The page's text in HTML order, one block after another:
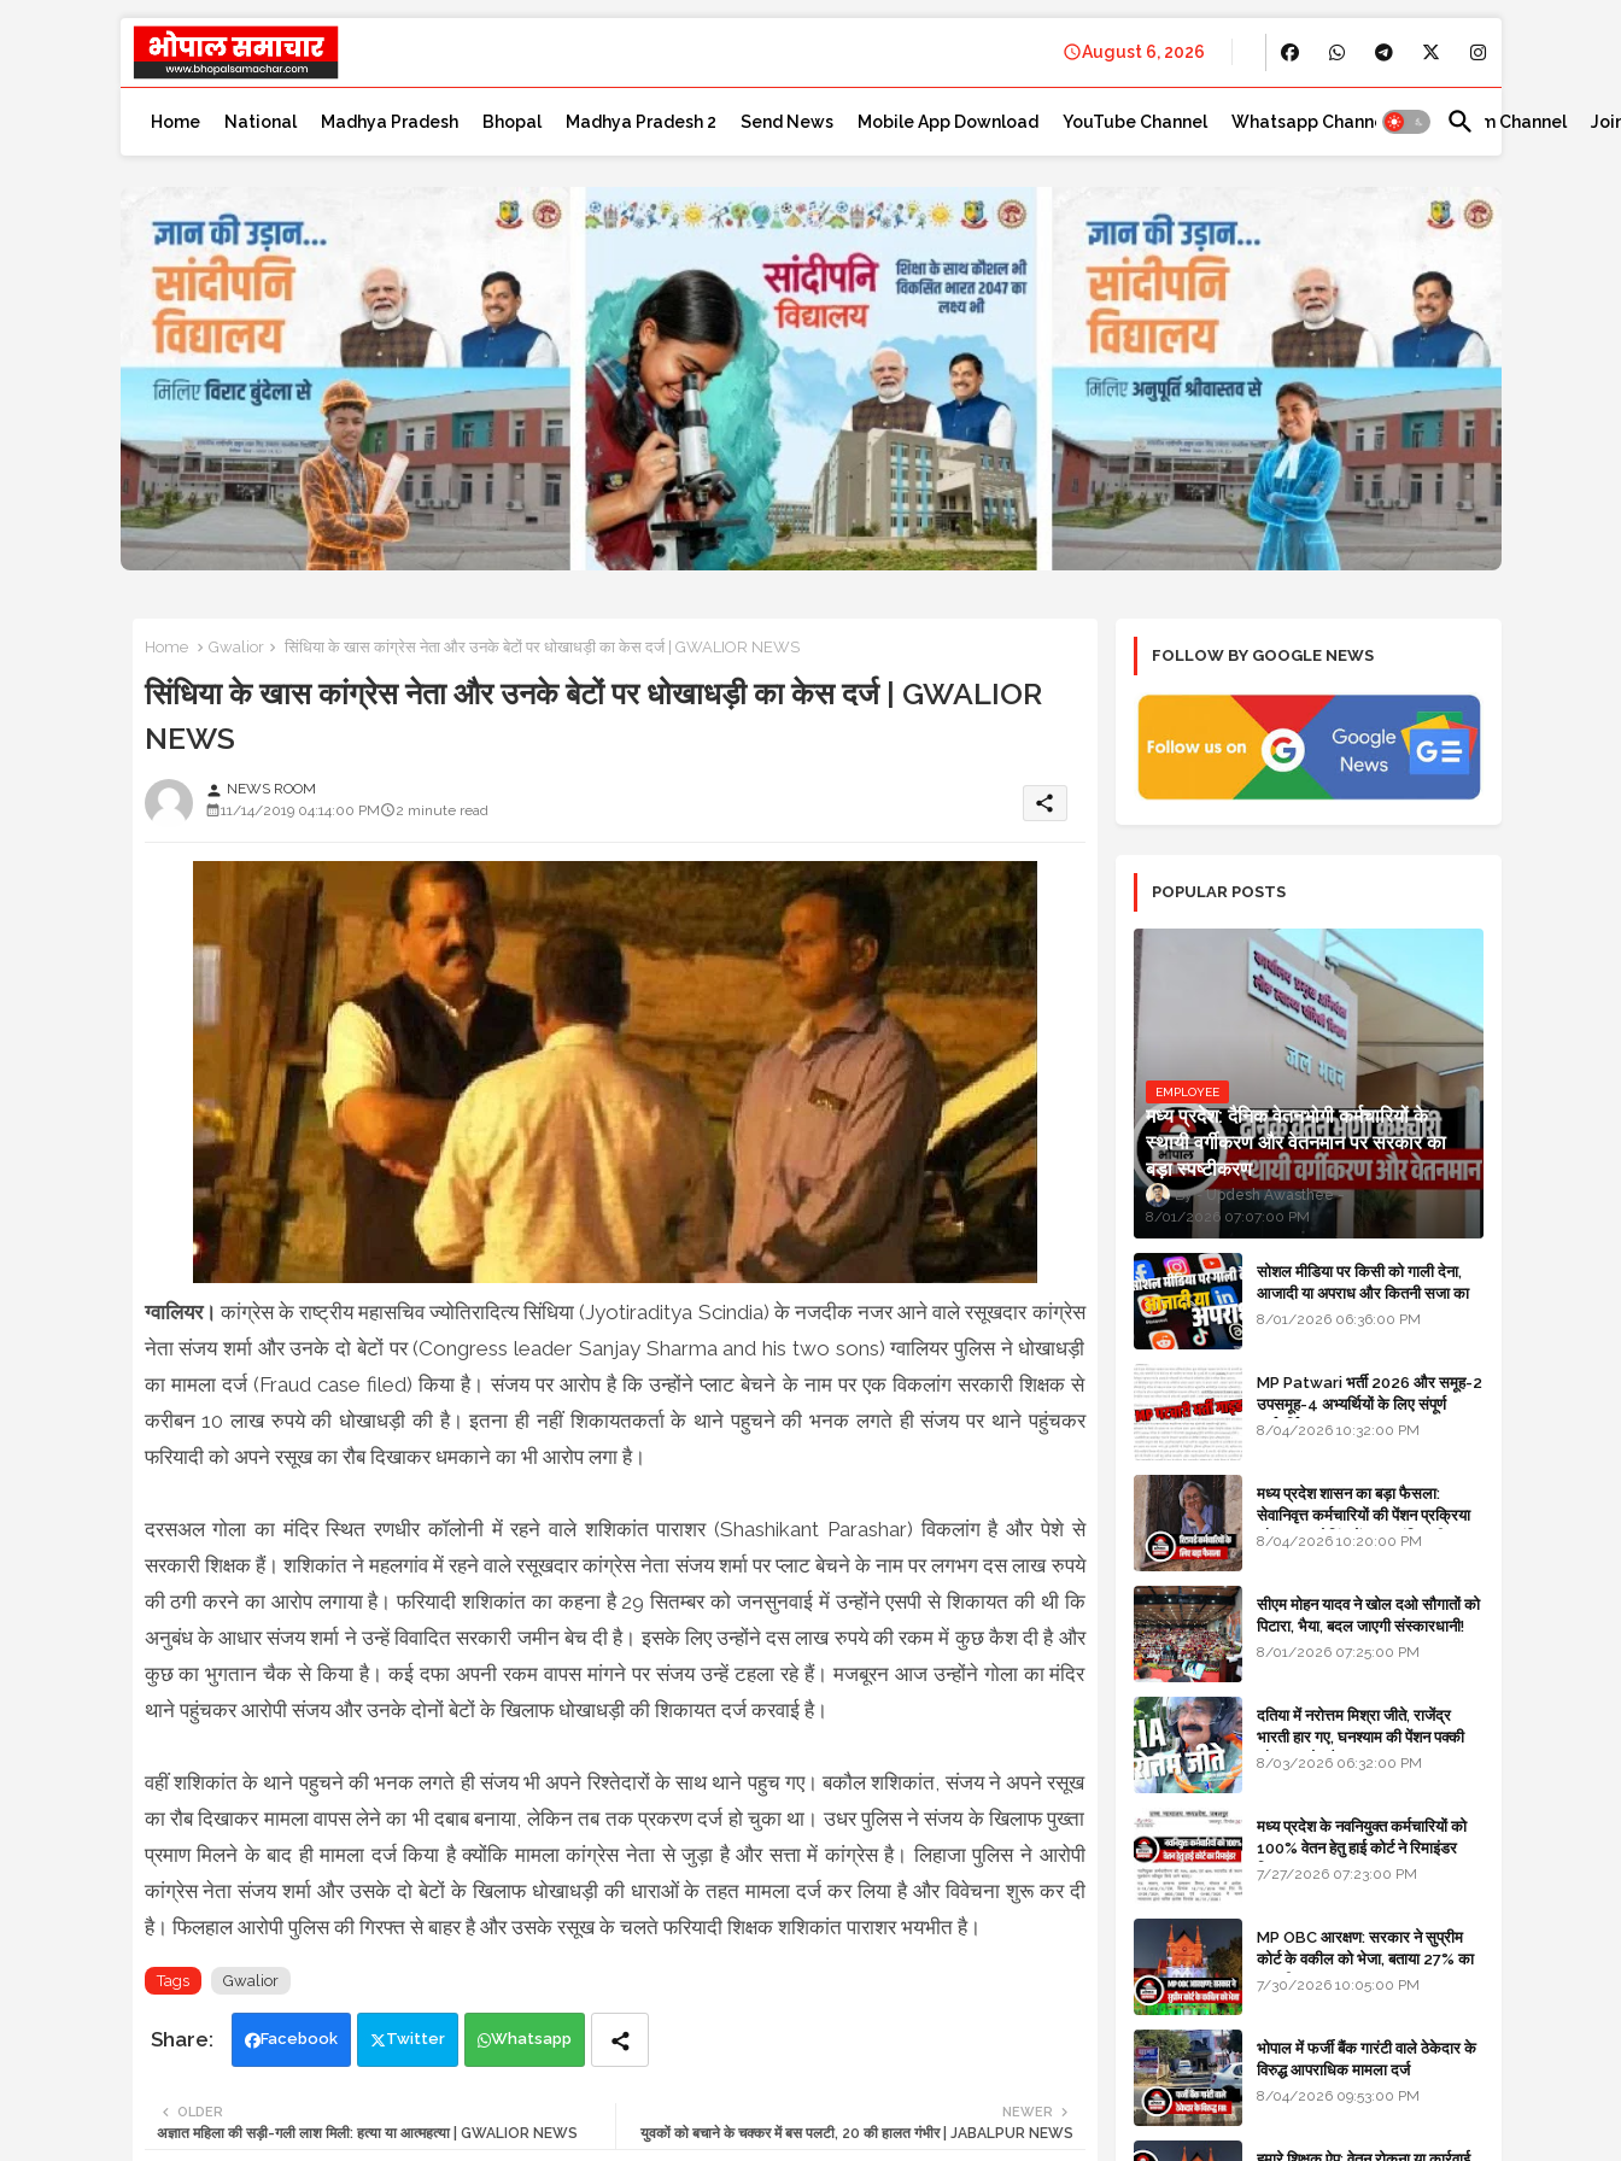
August 6, 2026
Home National Madhya Pradesh Bhopal Madhya Pradesh 2 Send News Mobile App Download YouTube Channel Whatsapp Channel Telegram Channel
Home Gwalior सिंधिया के खास कांग्रेस नेता और उनके बेटों पर धोखाधड़ी का केस दर्ज | GWALIOR NEWS
सिंधिया के खास कांग्रेस नेता और उनके बेटों पर धोखाधड़ी का केस दर्ज | GWALIOR
NEWS
person NEWS ROOM
11/14/2019 04:14:00 PM
2 minute read share
ग्वालियर। कांग्रेस के राष्ट्रीय महासचिव ज्योतिरादित्य सिंधिया (Jyotiraditya Scindia) के नजदीक नजर आने वाले रसूखदार कांग्रेस
नेता संजय शर्मा और उनके दो बेटों पर (Congress leader Sanjay Sharma and his two sons) ग्वालियर पुलिस ने धोखाधड़ी
का मामला दर्ज (Fraud case filed) किया है। संजय पर आरोप है कि उन्होंने प्लाट बेचने के नाम पर एक विकलांग सरकारी शिक्षक से
करीबन 10 लाख रुपये की धोखाधड़ी की है। इतना ही नहीं शिकायतकर्ता के थाने पहुचने की भनक लगते ही संजय पर थाने पहुंचकर
फरियादी को अपने रसूख का रौब दिखाकर धमकाने का भी आरोप लगा है।
दरसअल गोला का मंदिर स्थित रणधीर कॉलोनी में रहने वाले शशिकांत पाराशर (Shashikant Parashar) विकलांग है और पेशे से
सरकारी शिक्षक हैं। शशिकांत ने महलगांव में रहने वाले रसूखदार कांग्रेस नेता संजय शर्मा पर प्लाट बेचने के नाम पर लगभग दस लाख रुपये
की ठगी करने का आरोप लगाया है। फरियादी शशिकांत का कहना है 29 सितम्बर को जनसुनवाई में उन्होंने एसपी से शिकायत की थी कि
अनुबंध के आधार संजय शर्मा ने उन्हें विवादित सरकारी जमीन बेच दी है। इसके लिए उन्होंने दस लाख रुपये की रकम में कुछ कैश दी है और
कुछ का भुगतान चैक से किया है। कई दफा अपनी रकम वापस मांगने पर संजय उन्हें टहला रहे हैं। मजबूरन आज उन्होंने गोला का मंदिर
थाने पहुंचकर आरोपी संजय और उनके दोनों बेटों के खिलाफ धोखाधड़ी की शिकायत दर्ज करवाई है।
वहीं शशिकांत के थाने पहुचने की भनक लगते ही संजय भी अपने रिश्तेदारों के साथ थाने पहुच गए। बकौल शशिकांत, संजय ने अपने रसूख
का रौब दिखाकर मामला वापस लेने का भी दबाब बनाया, लेकिन तब तक प्रकरण दर्ज हो चुका था। उधर पुलिस ने संजय के खिलाफ पुख्ता
प्रमाण मिलने के बाद ही मामला दर्ज किया है क्योंकि मामला कांग्रेस नेता से जुड़ा है और सत्ता में कांग्रेस है। लिहाजा पुलिस ने आरोपी
कांग्रेस नेता संजय शर्मा और उसके दो बेटों के खिलाफ धोखाधड़ी की धाराओं के तहत मामला दर्ज कर लिया है और विवेचना शुरू कर दी
है। फिलहाल आरोपी पुलिस की गिरफ्त से बाहर है और उसके रसूख के चलते फरियादी शिक्षक शशिकांत पाराशर भयभीत है।
Tags Gwalior
Facebook Twitter Whatsapp
NEWER
युवकों को बचाने के चक्कर में बस पलटी, 20 की हालत गंभीर | JABALPUR NEWS
OLDER
अज्ञात महिला की सड़ी-गली लाश मिली: हत्या या आत्महत्या | GWALIOR NEWS
FOLLOW BY GOOGLE NEWS
POPULAR POSTS
EMPLOYEE
मध्य प्रदेश: दैनिक वेतनभोगी कर्मचारियों के
स्थायी वर्गीकरण और वेतनमान पर सरकार का
बड़ा स्पष्टीकरण
Updesh Awasthee
8/01/2026 07:07:00 PM
सोशल मीडिया पर किसी को गाली देना,
आजादी या अपराध और कितनी सजा का
प्रावधान - free legal advice
8/01/2026 06:36:00 PM
MP Patwari भर्ती 2026 और समूह-2
उपसमूह-4 अभ्यर्थियों के लिए संपूर्ण
मार्गदर्शिका
8/04/2026 10:32:00 PM
मध्य प्रदेश शासन का बड़ा फैसला:
सेवानिवृत्त कर्मचारियों की पेंशन प्रक्रिया
और बजट कोडिंग में हुए क्रांतिकारी
8/04/2026 10:20:00 PM
सीएम मोहन यादव ने खोल दओ सौगातों को
पिटारा, भैया, बदल जाएगी संस्कारधानी!
8/01/2026 07:25:00 PM
दतिया में नरोत्तम मिश्रा जीते, राजेंद्र
भारती हार गए, घनश्याम की पेंशन पक्की
और आशुतोष बैक टू...
8/03/2026 06:32:00 PM
मध्य प्रदेश के नवनियुक्त कर्मचारियों को
100% वेतन हेतु हाई कोर्ट ने रिमाइंडर
लिखा
7/27/2026 07:23:00 PM
MP OBC आरक्षण: सरकार ने सुप्रीम
कोर्ट के वकील को भेजा, बताया 27% का
कानूनी आधार
7/30/2026 10:05:00 PM
भोपाल में फर्जी बैंक गारंटी वाले ठेकेदार के
विरुद्ध आपराधिक मामला दर्ज
8/04/2026 09:53:00 PM